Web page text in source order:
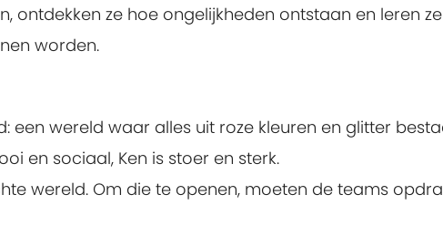
ontdekken ze hoe ongelijkheden ontstaan en leren
worden.
een wereld waar alles uit roze kleuren en glitter
en sociaal, Ken is stoer en sterk.
wereld. Om die te openen, moeten de teams